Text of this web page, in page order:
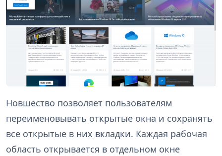
Новшество позволяет пользователям
переименовывать открытые окна и сохранять
все открытые в них вкладки. Каждая рабочая
область открывается в отдельном окне